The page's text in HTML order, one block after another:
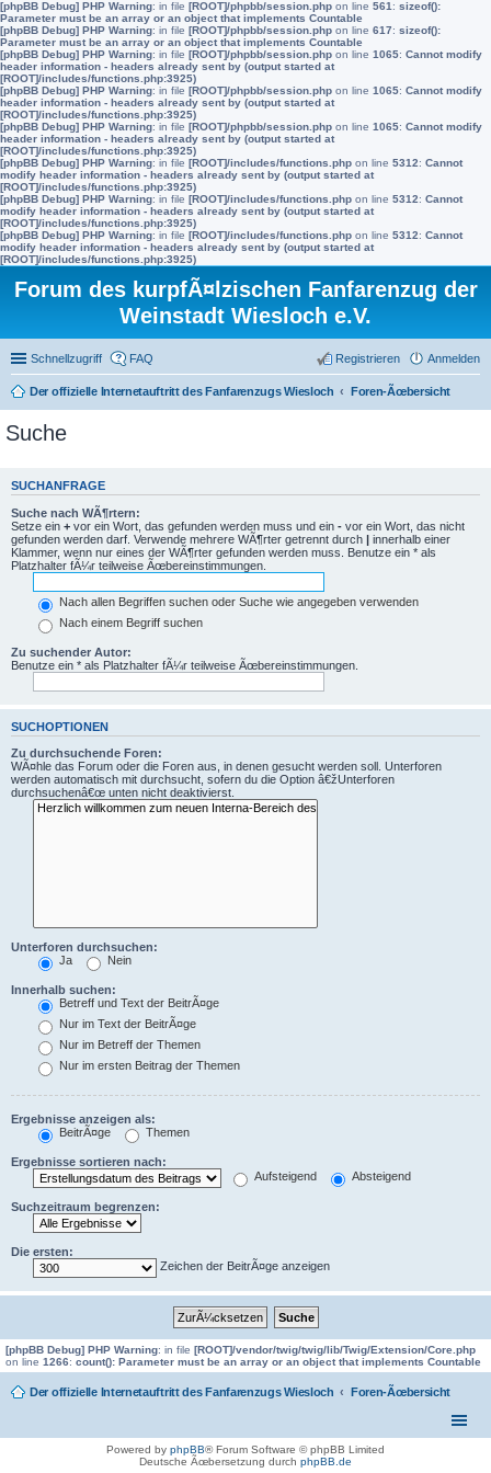
[phpBB Debug] PHP Warning: in file [ROOT]/phpbb/session.php on line 561 : sizeof():
Parameter must be an array or an object that implements Countable
[phpBB Debug] PHP Warning: in file [ROOT]/phpbb/session.php on line 617: sizeof():
Parameter must be an array or an object that implements Countable
[phpBB Debug] PHP Warning: in file [ROOT]/phpbb/session.php on line 1065: Cannot modify
header information - headers already sent by (output started at
[ROOT]/includes/functions.php:3925)
[phpBB Debug] PHP Warning: in file [ROOT]/phpbb/session.php on line 1065: Cannot modify
header information - headers already sent by (output started at
[ROOT]/includes/functions.php:3925)
[phpBB Debug] PHP Warning: in file [ROOT]/phpbb/session.php on line 1065: Cannot modify
header information - headers already sent by (output started at
[ROOT]/includes/functions.php:3925)
[phpBB Debug] PHP Warning: in file [ROOT]/includes/functions.php on line 5312: Cannot
modify header information - headers already sent by (output started at
[ROOT]/includes/functions.php:3925)
[phpBB Debug] PHP Warning: in file [ROOT]/includes/functions.php on line 5312: Cannot
modify header information - headers already sent by (output started at
[ROOT]/includes/functions.php:3925)
[phpBB Debug] PHP Warning: in file [ROOT]/includes/functions.php on line 5312: Cannot
modify header information - headers already sent by (output started at
[ROOT]/includes/functions.php:3925)
Forum des kurpfÃ¤lzischen Fanfarenzug der
Weinstadt Wiesloch e.V.
Schnellzugriff FAQ Anmelden
Registrieren
Der offizielle Internetauftritt des Fanfarenzugs Wiesloch Foren-Ãœbersicht
Suche
SUCHANFRAGE
Suche nach WÃ¶rtern:
Setze ein + vor ein Wort, das gefunden werden muss und ein - vor ein Wort, das nicht
gefunden werden darf. Verwende mehrere WÃ¶rter getrennt durch | innerhalb einer
Klammer, wenn nur eines der WÃ¶rter gefunden werden muss. Benutze ein * als
Platzhalter fÃ¼r teilweise Ãœbereinstimmungen.
Nach allen Begriffen suchen oder Suche wie angegeben verwenden
Nach einem Begriff suchen
Zu suchender Autor:
Benutze ein * als Platzhalter fÃ¼r teilweise Ãœbereinstimmungen.
SUCHOPTIONEN
Zu durchsuchende Foren:
WÃ¤hle das Forum oder die Foren aus, in denen gesucht werden soll. Unterforen
werden automatisch mit durchsucht, sofern du die Option â€žUnterforen
durchsuchenâ€œ unten nicht deaktivierst.
Unterforen durchsuchen:
Ja
Nein
Innerhalb suchen:
Betreff und Text der BeitrÃ¤ge
Nur im Text der BeitrÃ¤ge
Nur im Betreff der Themen
Nur im ersten Beitrag der Themen
Ergebnisse anzeigen als:
BeitrÃ¤ge
Themen
Ergebnisse sortieren nach:
Aufsteigend
Absteigend
Suchzeitraum begrenzen:
Die ersten:
Zeichen der BeitrÃ¤ge anzeigen
[phpBB Debug] PHP Warning: in file [ROOT]/vendor/twig/twig/lib/Twig/Extension/Core.php
on line 1266: count(): Parameter must be an array or an object that implements Countable
Der offizielle Internetauftritt des Fanfarenzugs Wiesloch Foren-Ãœbersicht
Powered by phpBB® Forum Software © phpBB Limited
Deutsche Ãœbersetzung durch phpBB.de